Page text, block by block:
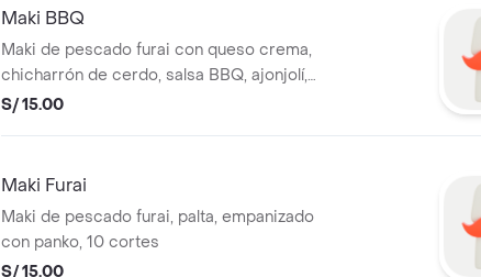
Maki BBQ
Maki de pescado furai con queso crema,
chicharrón de cerdo, salsa BBQ, ajonjolí,
10 cortes
S/ 15.00
Maki Furai
Maki de pescado furai, palta, empanizado
con panko, 10 cortes
S/ 15.00